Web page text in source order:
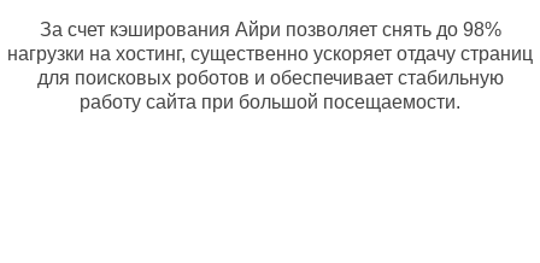
За счет кэширования Айри позволяет снять до 98%
нагрузки на хостинг, существенно ускоряет отдачу страниц
для поисковых роботов и обеспечивает стабильную
работу сайта при большой посещаемости.